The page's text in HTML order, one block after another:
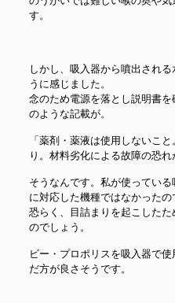
す。
しかし、吸入器から噴出され
うに感じました。
念のため電源を落とし説明書
のような記載が。
「薬剤・薬液は使用しないこ
り。材料劣化による故障の恐れ
そうなんです。私が使ってい
に対応した機種ではなかったの
恐らく、目詰まりを起こした
のでしょう。
ビー・プロポリスを吸入器で
だ方が良さそうです。